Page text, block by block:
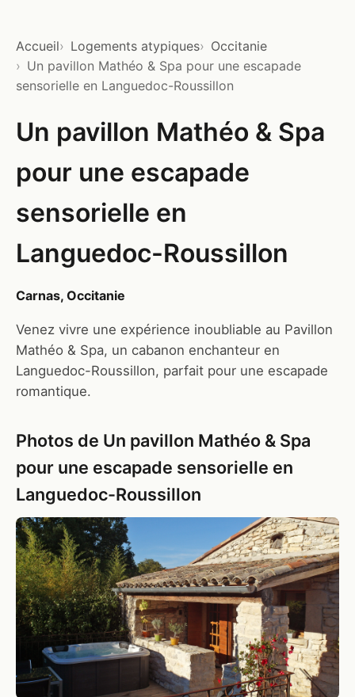
Accueil Logements atypiques
Occitanie
Un pavillon Mathéo & Spa pour une escapade
sensorielle en Languedoc-Roussillon
Un pavillon Mathéo & Spa
pour une escapade
sensorielle en
Languedoc-Roussillon
Carnas, Occitanie
Venez vivre une expérience inoubliable au Pavillon
Mathéo & Spa, un cabanon enchanteur en
Languedoc-Roussillon, parfait pour une escapade
romantique.
Photos de Un pavillon Mathéo & Spa
pour une escapade sensorielle en
Languedoc-Roussillon